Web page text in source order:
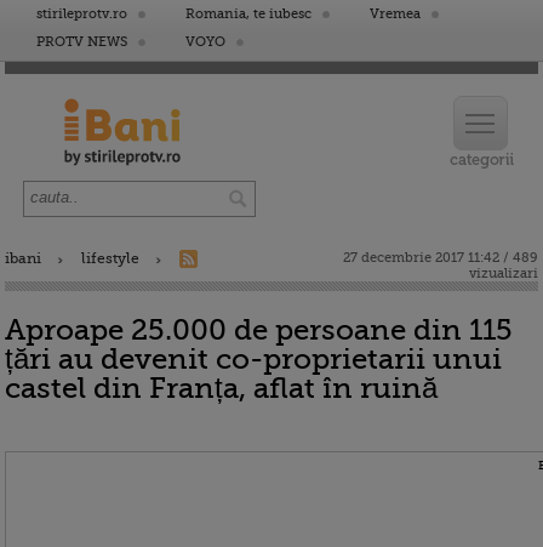
stirileprotv.ro Romania, te iubesc
Vremea
PROTV NEWS
VOYO
ibani lifestyle
27 decembrie 2017 11:42 / 489
vizualizari
Aproape 25.000 de persoane din 115
țări au devenit co-proprietarii unui
castel din Franța, aflat în ruină